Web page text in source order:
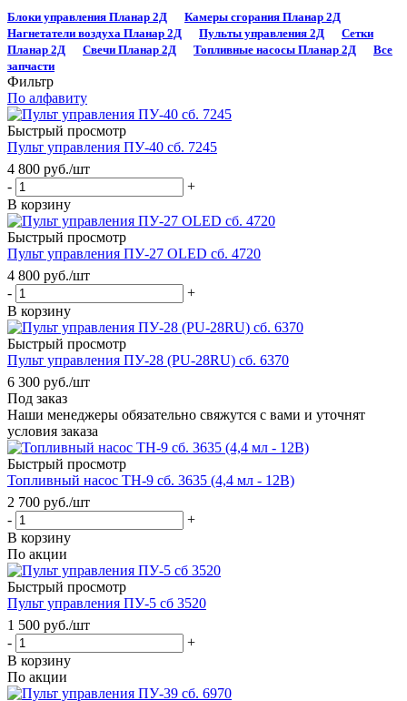
Блоки управления Планар 2Д
Камеры сгорания Планар 2Д
Нагнетатели воздуха Планар 2Д
Пульты управления 2Д
Сетки
Планар 2Д
Свечи Планар 2Д Топливные насосы Планар 2Д
Все
запчасти
Фильтр
По алфавиту
Быстрый просмотр
Пульт управления ПУ-40 сб. 7245
4 800 руб./шт
-
+
В корзину
Быстрый просмотр
Пульт управления ПУ-27 OLED сб. 4720
4 800 руб./шт
-
+
В корзину
Быстрый просмотр
Пульт управления ПУ-28 (PU-28RU) сб. 6370
6 300 руб./шт
Под заказ
Наши менеджеры обязательно свяжутся с вами и уточнят
условия заказа
Быстрый просмотр
Топливный насос ТН-9 сб. 3635 (4,4 мл - 12В)
2 700 руб./шт
-
+
В корзину
По акции
Быстрый просмотр
Пульт управления ПУ-5 сб 3520
1 500 руб./шт
-
+
В корзину
По акции